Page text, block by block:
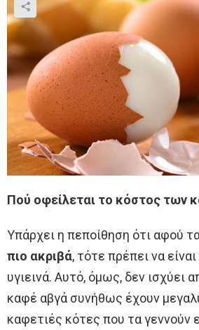
Πού οφείλεται το κόστος των
Υπάρχει η πεποίθηση ότι αφού
πιο ακριβά, τότε πρέπει να
υγιεινά. Αυτό, όμως, δεν ισχύει
καφέ αβγά συνήθως έχουν
καφετιές κότες που τα γεννούν